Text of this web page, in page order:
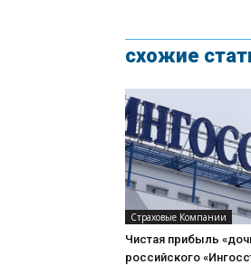
схожие
Страховые Компании
Чистая прибыль
российского